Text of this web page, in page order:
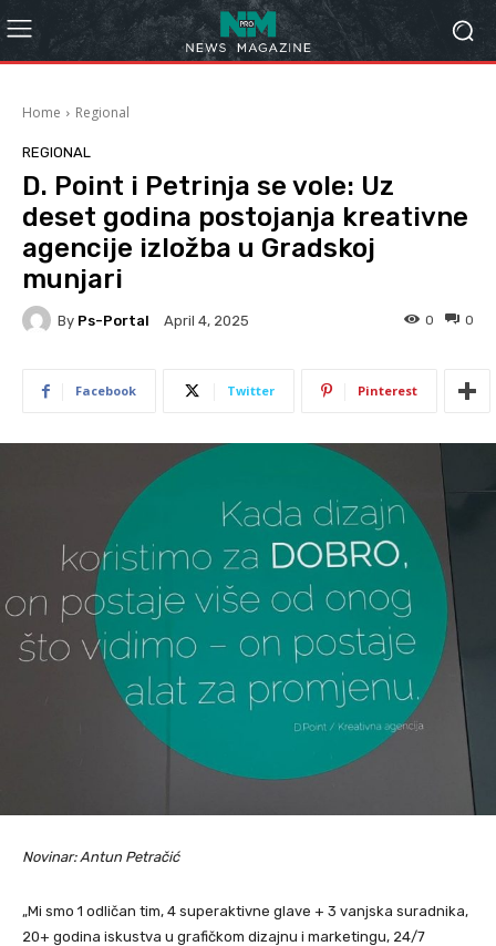
Home Regional
REGIONAL
D. Point i Petrinja se vole: Uz
deset godina postojanja kreativne
agencije izložba u Gradskoj
munjari
By Ps-Portal April 4, 2025 0
0
Facebook Twitter Pinterest
Novinar: Antun Petračić
„Mi smo 1 odličan tim, 4 superaktivne glave + 3 vanjska suradnika,
20+ godina iskustva u grafičkom dizajnu i marketingu, 24/7